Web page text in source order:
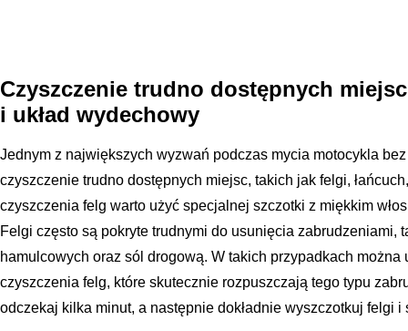
Czyszczenie trudno dostępnych
i układ wydechowy
Jednym z największych wyzwań podczas mycia motocykla
czyszczenie trudno dostępnych miejsc, takich jak felgi,
czyszczenia felg warto użyć specjalnej szczotki z miękkim
Felgi często są pokryte trudnymi do usunięcia zabrudzeniami,
hamulcowych oraz sól drogową. W takich przypadkach
czyszczenia felg, które skutecznie rozpuszczają tego typu
odczekaj kilka minut, a następnie dokładnie wyszczotkuj felgi i